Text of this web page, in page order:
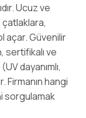
Ucuz ve
çatlaklara,
açar. Güvenilir
sertifikalı ve
dayanımlı,
Firmanın hangi
sorgulamak